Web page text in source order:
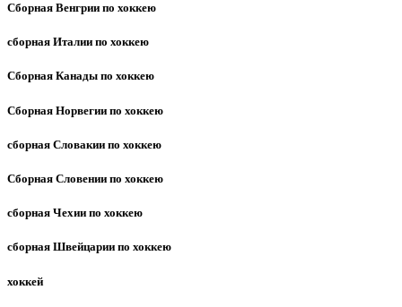
Сборная Венгрии по хоккею
сборная Италии по хоккею
Сборная Канады по хоккею
Сборная Норвегии по хоккею
сборная Словакии по хоккею
Сборная Словении по хоккею
сборная Чехии по хоккею
сборная Швейцарии по хоккею
хоккей